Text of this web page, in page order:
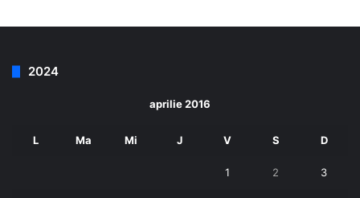
2024
aprilie 2016
L Ma Mi J V S D
1 2 3